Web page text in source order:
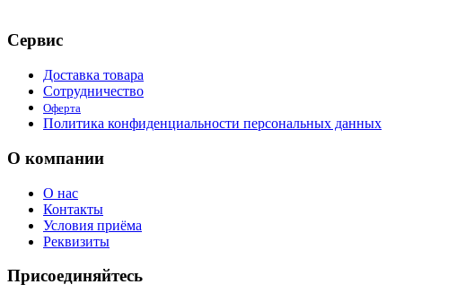
Сервис
Доставка товара
Сотрудничество
Оферта
Политика конфиденциальности персональных данных
О компании
О нас
Контакты
Условия приёма
Реквизиты
Присоединяйтесь